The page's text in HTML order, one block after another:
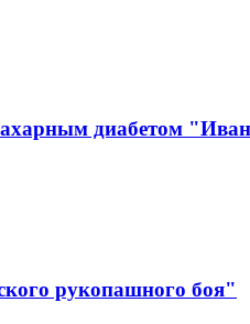
диабетом
рукопашного боя"